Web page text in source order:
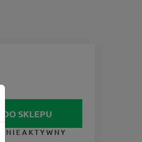
DO SKLEPU
NIEAKTYWNY